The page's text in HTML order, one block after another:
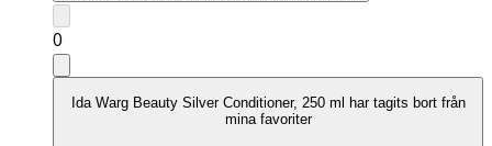
0
Ida Warg Beauty Silver Conditioner, 250 ml har tagits bort från
mina favoriter